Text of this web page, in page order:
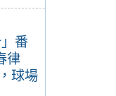
番
律
球場